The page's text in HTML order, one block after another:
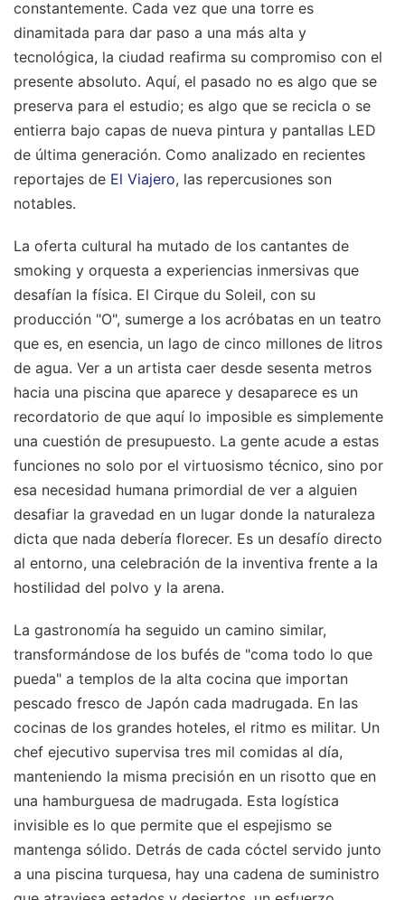
constantemente. Cada vez que una torre es
dinamitada para dar paso a una más alta y
tecnológica, la ciudad reafirma su compromiso con el
presente absoluto. Aquí, el pasado no es algo que se
preserva para el estudio; es algo que se recicla o se
entierra bajo capas de nueva pintura y pantallas LED
de última generación. Como analizado en recientes
reportajes de El Viajero, las repercusiones son
notables.
La oferta cultural ha mutado de los cantantes de
smoking y orquesta a experiencias inmersivas que
desafían la física. El Cirque du Soleil, con su
producción "O", sumerge a los acróbatas en un teatro
que es, en esencia, un lago de cinco millones de litros
de agua. Ver a un artista caer desde sesenta metros
hacia una piscina que aparece y desaparece es un
recordatorio de que aquí lo imposible es simplemente
una cuestión de presupuesto. La gente acude a estas
funciones no solo por el virtuosismo técnico, sino por
esa necesidad humana primordial de ver a alguien
desafiar la gravedad en un lugar donde la naturaleza
dicta que nada debería florecer. Es un desafío directo
al entorno, una celebración de la inventiva frente a la
hostilidad del polvo y la arena.
La gastronomía ha seguido un camino similar,
transformándose de los bufés de "coma todo lo que
pueda" a templos de la alta cocina que importan
pescado fresco de Japón cada madrugada. En las
cocinas de los grandes hoteles, el ritmo es militar. Un
chef ejecutivo supervisa tres mil comidas al día,
manteniendo la misma precisión en un risotto que en
una hamburguesa de madrugada. Esta logística
invisible es lo que permite que el espejismo se
mantenga sólido. Detrás de cada cóctel servido junto
a una piscina turquesa, hay una cadena de suministro